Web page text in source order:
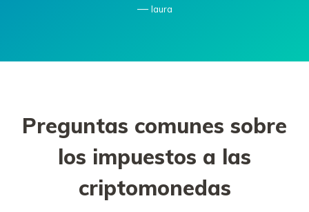
—laura
Preguntas comunes sobre
los impuestos a las
criptomonedas